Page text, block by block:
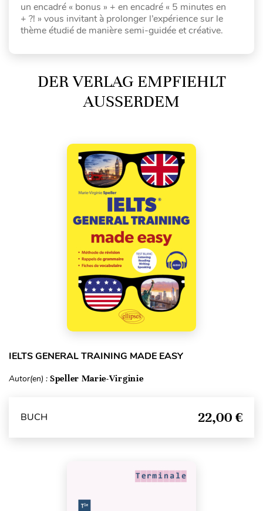
un encadré « bonus » + en encadré « 5 minutes en
+ ?! » vous invitant à prolonger l’expérience sur le
thème étudié de manière semi-guidée et créative.
DER VERLAG EMPFIEHLT
AUSSERDEM
IELTS GENERAL TRAINING MADE EASY
Autor(en) : Speller Marie-Virginie
BUCH 22,00 €